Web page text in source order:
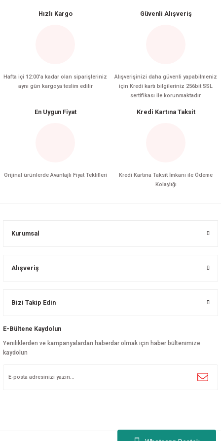
Hızlı Kargo
Hafta içi 12:00'a kadar olan siparişleriniz
aynı gün kargoya teslim edilir
Güvenli Alışveriş
Alışverişinizi daha güvenli yapabilmeniz
için Kredi kartı bilgileriniz 256bit SSL
sertifikası ile korunmaktadır.
En Uygun Fiyat
Orijinal ürünlerde Avantajlı Fiyat Teklifleri
Kredi Kartına Taksit
Kredi Kartına Taksit İmkanı ile Ödeme
Kolaylığı
Kurumsal
Alışveriş
Bizi Takip Edin
E-Bültene Kaydolun
Yeniliklerden ve kampanyalardan haberdar olmak için haber bültenimize
kaydolun